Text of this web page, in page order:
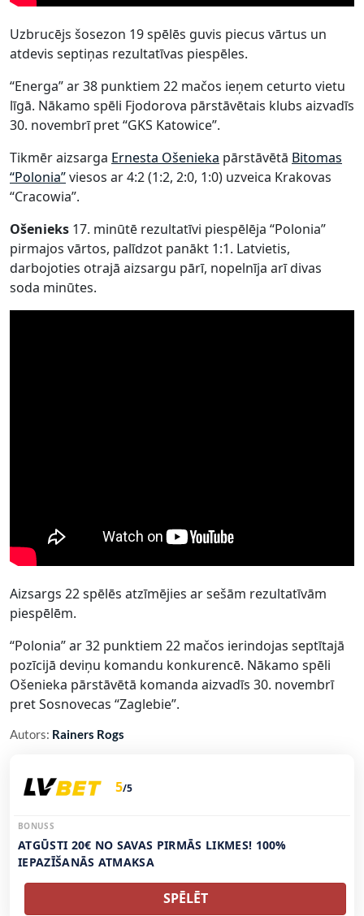
Uzbrucējs šosezon 19 spēlēs guvis piecus vārtus un
atdevis septiņas rezultatīvas piespēles.
“Energa” ar 38 punktiem 22 mačos ieņem ceturto vietu
līgā. Nākamo spēli Fjodorova pārstāvētais klubs aizvadīs
30. novembrī pret “GKS Katowice”.
Tikmēr aizsarga Ernesta Ošenieka pārstāvētā Bitomas
“Polonia”viesos ar 4:2 (1:2, 2:0, 1:0) uzveica Krakovas
“Cracowia”.
Ošenieks 17. minūtē rezultatīvi piespēlēja “Polonia”
pirmajos vārtos, palīdzot panākt 1:1. Latvietis,
darbojoties otrajā aizsargu pārī, nopelnīja arī divas
soda minūtes.
Aizsargs 22 spēlēs atzīmējies ar sešām rezultatīvām
piespēlēm.
“Polonia” ar 32 punktiem 22 mačos ierindojas septītajā
pozīcijā deviņu komandu konkurencē. Nākamo spēli
Ošenieka pārstāvētā komanda aizvadīs 30. novembrī
pret Sosnovecas “Zaglebie”.
Autors: Rainers Rogs
5/5
BONUSS
ATGŪSTI 20€ NO SAVAS PIRMĀS LIKMES! 100%
IEPAZĪŠANĀS ATMAKSA
SPĒLĒT